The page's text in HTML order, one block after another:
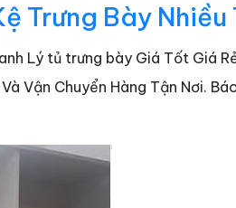
Trưng Bày
Lý tủ trưng bày Giá Tốt Giá
Vận Chuyển Hàng Tận Nơi.